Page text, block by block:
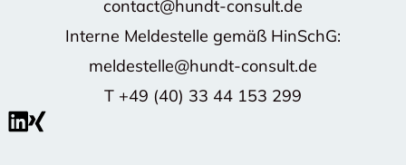
contact@hundt-consult.de
Interne Meldestelle gemäß HinSchG:
meldestelle@hundt-consult.de
T +49 (40) 33 44 153 299